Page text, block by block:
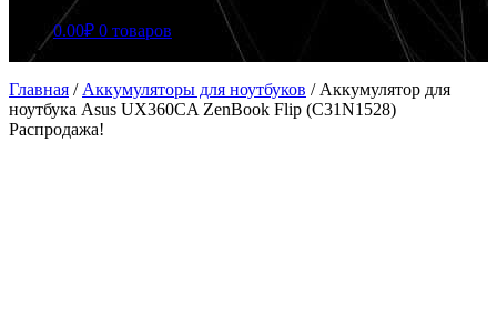
0.00₽ 0 товаров
Главная / Аккумуляторы для ноутбуков / Аккумулятор для
ноутбука Asus UX360CA ZenBook Flip (C31N1528)
Распродажа!